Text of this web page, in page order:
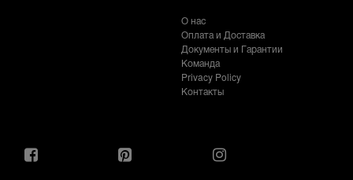
О нас
Оплата и Доставка
Документы и Гарантии
Команда
Privacy Policy
Контакты